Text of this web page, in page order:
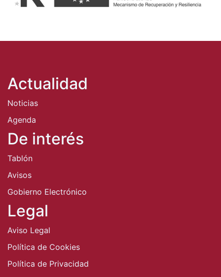
Actualidad
Noticias
Agenda
De interés
Tablón
Avisos
Gobierno Electrónico
Legal
Aviso Legal
Política de Cookies
Política de Privacidad